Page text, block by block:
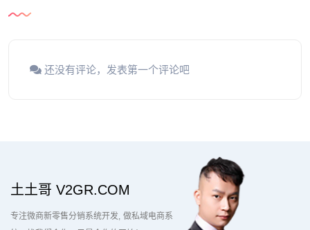
还没有评论，发表第一个评论吧
土土哥 V2GR.COM
专注微商新零售分销系统开发 做私域电商系